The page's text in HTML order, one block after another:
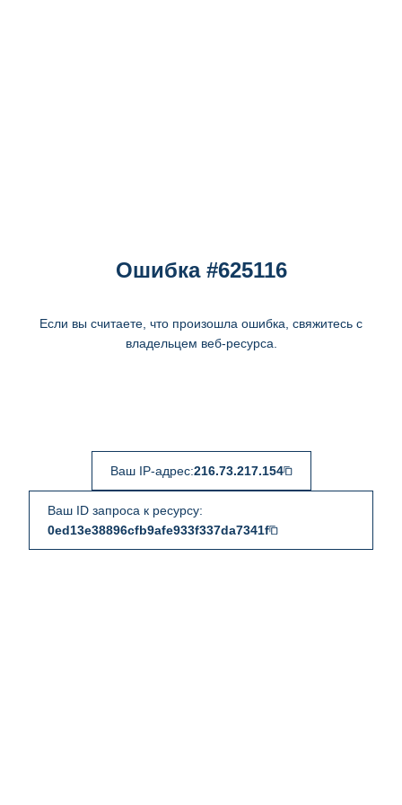
Ошибка #625116
Если вы считаете, что произошла ошибка, свяжитесь с
владельцем веб-ресурса.
Ваш IP-адрес:216.73.217.154
Ваш ID запроса к ресурсу:
0ed13e38896cfb9afe933f337da7341f